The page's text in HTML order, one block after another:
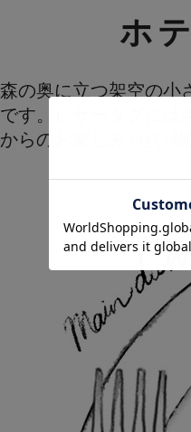
ホ
森の奥に立つ架空の小
です。レザータグには
からのお楽しみ♪ぜひ